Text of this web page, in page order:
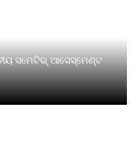
ସମେଟିଭ୍‌ ଆସେସ୍‌ମେଣ୍ଟ